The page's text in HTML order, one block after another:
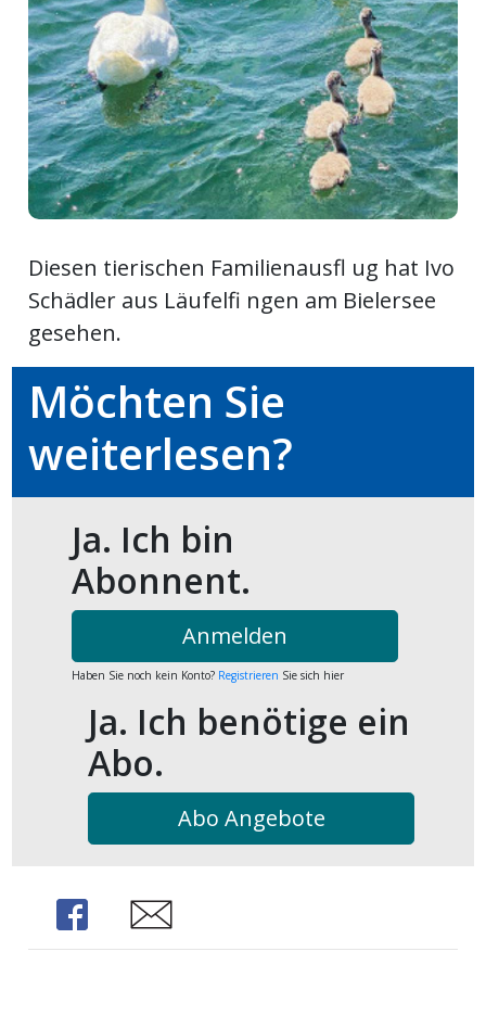
App
Fussball
Diesen tierischen Familienausfl ug hat Ivo
Schädler aus Läufelfi ngen am Bielersee
gesehen.
Möchten Sie
weiterlesen?
Ja. Ich bin
Abonnent.
Anmelden
Haben Sie noch kein Konto? Registrieren Sie sich hier
Ja. Ich benötige ein
Abo.
Abo Angebote
Share Share